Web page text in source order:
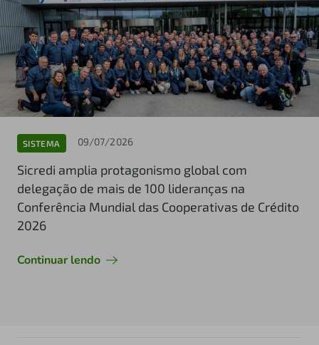
SISTEMA 09/07/2026
Sicredi amplia protagonismo global com
delegação de mais de 100 lideranças na
Conferência Mundial das Cooperativas de Crédito
2026
Continuar lendo